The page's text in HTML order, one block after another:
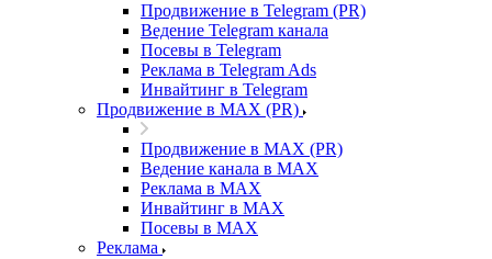
Продвижение в Telegram (PR)
Ведение Telegram канала
Посевы в Telegram
Реклама в Telegram Ads
Инвайтинг в Telegram
Продвижение в MAX (PR)
Продвижение в MAX (PR)
Ведение канала в MAX
Реклама в MAX
Инвайтинг в MAX
Посевы в MAX
Реклама